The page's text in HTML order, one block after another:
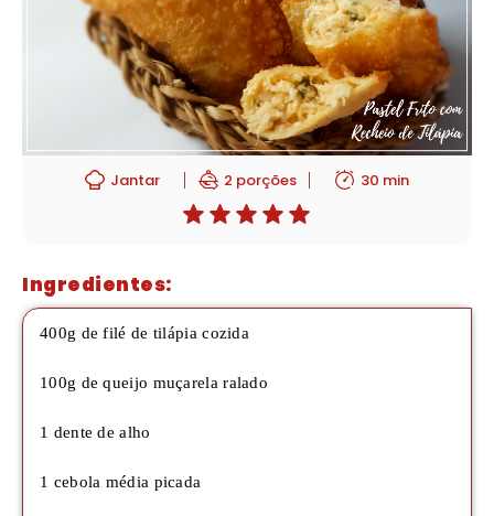
Jantar 2 porções 30 min
Ingredientes:
400g de filé de tilápia cozida
100g de queijo muçarela ralado
1 dente de alho
1 cebola média picada